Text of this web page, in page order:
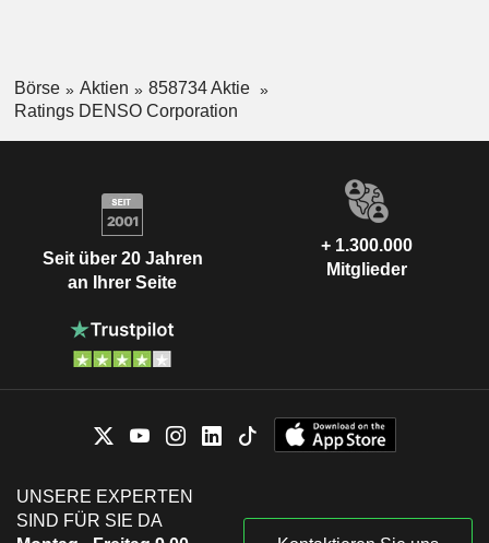
Börse Aktien
858734 Aktie
Ratings DENSO Corporation
Seit über 20 Jahren
an Ihrer Seite
+ 1.300.000
Mitglieder
UNSERE EXPERTEN
SIND FÜR SIE DA